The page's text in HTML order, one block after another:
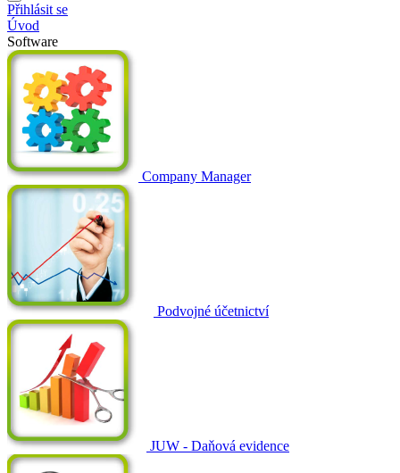
Přihlásit se
Úvod
Software
Company Manager
Podvojné účetnictví
JUW - Daňová evidence